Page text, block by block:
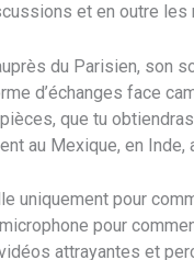
et en outre les
du Parisien, son
d’échanges face
que tu
au Mexique, en Inde,
uniquement pour
pour
attrayantes et